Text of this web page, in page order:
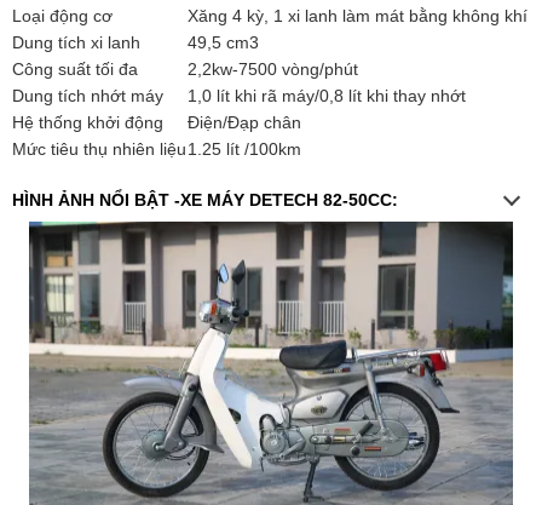
Loại động cơ
Xăng 4 kỳ, 1 xi lanh làm mát bằng không khí
Dung tích xi lanh
49,5 cm3
Công suất tối đa
2,2kw-7500 vòng/phút
Dung tích nhớt máy
1,0 lít khi rã máy/0,8 lít khi thay nhớt
Hệ thống khởi động
Điện/Đạp chân
Mức tiêu thụ nhiên liệu1.25 lít /100km
HÌNH ẢNH NỔI BẬT -XE MÁY DETECH 82-50CC: